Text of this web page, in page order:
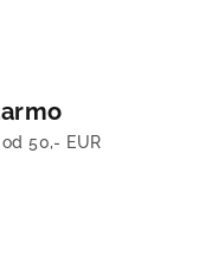
50,- EUR